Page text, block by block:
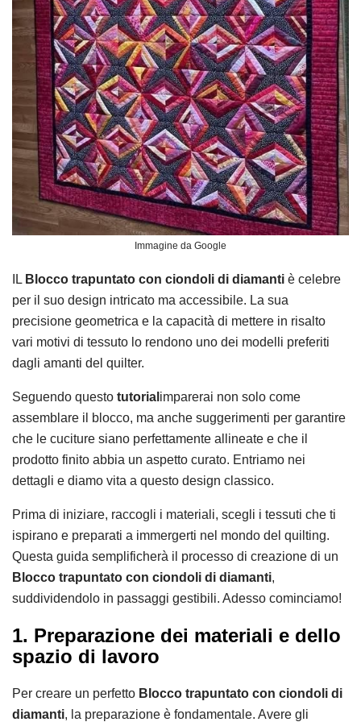
Immagine da Google
IL Blocco trapuntato con ciondoli di diamanti è celebre
per il suo design intricato ma accessibile. La sua
precisione geometrica e la capacità di mettere in risalto
vari motivi di tessuto lo rendono uno dei modelli preferiti
dagli amanti del quilter.
Seguendo questo tutorial imparerai non solo come
assemblare il blocco, ma anche suggerimenti per garantire
che le cuciture siano perfettamente allineate e che il
prodotto finito abbia un aspetto curato. Entriamo nei
dettagli e diamo vita a questo design classico.
Prima di iniziare, raccogli i materiali, scegli i tessuti che ti
ispirano e preparati a immergerti nel mondo del quilting.
Questa guida semplificherà il processo di creazione di un
Blocco trapuntato con ciondoli di diamanti,
suddividendolo in passaggi gestibili. Adesso cominciamo!
1. Preparazione dei materiali e dello
spazio di lavoro
Per creare un perfetto Blocco trapuntato con ciondoli di
diamanti, la preparazione è fondamentale. Avere gli